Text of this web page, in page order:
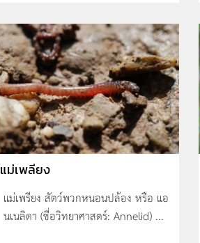
แม่เพลียง
แม่เพรียง สัตว์พวกหนอนปล้อง หรือ แอ
นเนลิดา (ชื่อวิทยาศาสตร์: Annelid) ...